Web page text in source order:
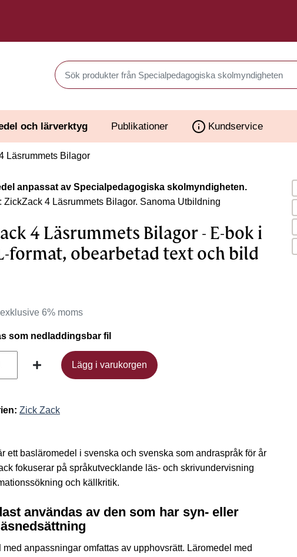
Sök produkter i Webbutiken
och lärverktyg Publikationer Kundservice
Läsrummets Bilagor
anpassat av Specialpedagogiska skolmyndigheten.
ZickZack 4 Läsrummets Bilagor. Sanoma Utbildning
4 Läsrummets Bilagor - E-bok i
format, obearbetad text och bild
exklusive 6% moms
som nedladdingsbar fil
Lägg i varukorgen
Lägg i varukorgen
Zick Zack
ett basläromedel i svenska och svenska som andraspråk för år
fokuserar på språkutvecklande läs- och skrivundervisning
och källkritik.
användas av den som har syn- eller
med anpassningar omfattas av upphovsrätt. Läromedel med